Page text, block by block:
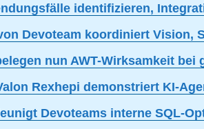
identifizieren,
Devoteam koordiniert
nun AWT-Wirksamkeit
Rexhepi demonstriert KI-
Devoteams interne SQL-